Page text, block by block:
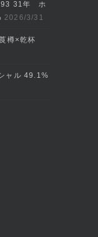
31年 ホ
2026/3/31
樽×乾杯
ャル 49.1%